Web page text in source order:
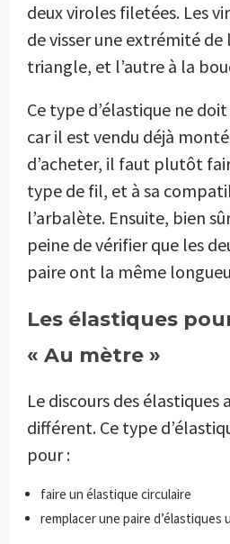
deux viroles filetées. Les
de visser une extrémité de
triangle, et l’autre à la
Ce type d’élastique ne
car il est vendu déjà
d’acheter, il faut plutôt
type de fil, et à sa
l’arbalète. Ensuite, bien
peine de vérifier que les
paire ont la même
Les élastiques
« Au mètre »
Le discours des élastiques
différent. Ce type
pour :
faire un élastique circulaire
remplacer une paire d’élastiques